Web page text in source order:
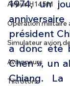
Airbus H145M
Opération militaire
Simulateur avion
Avionneurs
Tiltrotors
1974, un
président
a donc été
Chen », un
Chiang. La